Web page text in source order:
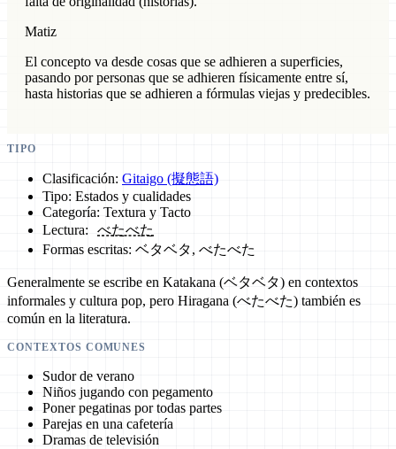
Matiz
El concepto va desde cosas que se adhieren a superficies,
pasando por personas que se adhieren físicamente entre sí,
hasta historias que se adhieren a fórmulas viejas y predecibles.
TIPO
Clasificación: Gitaigo (擬態語)
Tipo: Estados y cualidades
Categoría: Textura y Tacto
Lectura: べたべた
Formas escritas: ベタベタ, べたべた
Generalmente se escribe en Katakana (ベタベタ) en contextos
informales y cultura pop, pero Hiragana (べたべた) también es
común en la literatura.
CONTEXTOS COMUNES
Sudor de verano
Niños jugando con pegamento
Poner pegatinas por todas partes
Parejas en una cafetería
Dramas de televisión